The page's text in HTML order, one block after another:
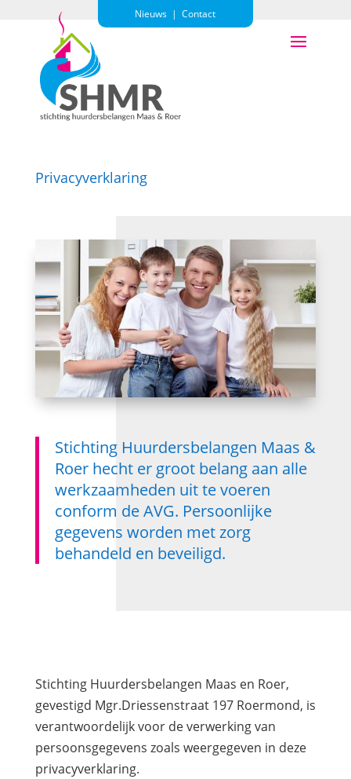
Nieuws |Contact
Privacyverklaring
Stichting Huurdersbelangen Maas &
Roer hecht er groot belang aan alle
werkzaamheden uit te voeren
conform de AVG. Persoonlijke
gegevens worden met zorg
behandeld en beveiligd.
Stichting Huurdersbelangen Maas en Roer,
gevestigd Mgr.Driessenstraat 197 Roermond, is
verantwoordelijk voor de verwerking van
persoonsgegevens zoals weergegeven in deze
privacyverklaring.